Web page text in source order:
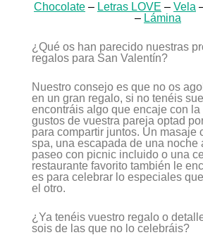
Chocolate– Letras LOVE – Vela
– Lámina
¿Qué os han parecido nuestras
regalos para San Valentín?
Nuestro consejo es que no os
en un gran regalo, si no tenéis
encontráis algo que encaje con
gustos de vuestra pareja optad
para compartir juntos. Un masaje
spa, una escapada de una noche
paseo con picnic incluido o una
restaurante favorito también le
es para celebrar lo especiales
el otro.
¿Ya tenéis vuestro regalo o
sois de las que no lo celebráis?